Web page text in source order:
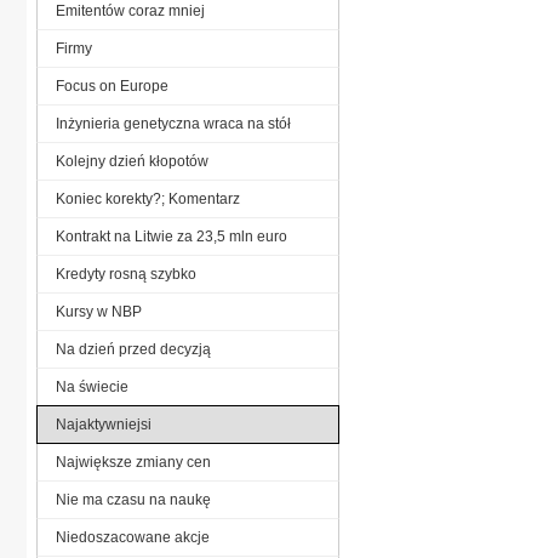
Emitentów coraz mniej
Firmy
Focus on Europe
Inżynieria genetyczna wraca na stół
Kolejny dzień kłopotów
Koniec korekty?; Komentarz
Kontrakt na Litwie za 23,5 mln euro
Kredyty rosną szybko
Kursy w NBP
Na dzień przed decyzją
Na świecie
Najaktywniejsi
Największe zmiany cen
Nie ma czasu na naukę
Niedoszacowane akcje